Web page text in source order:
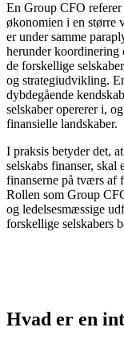
En Group CFO
økonomien i en større
er under samme
herunder koordinering
de forskellige
og strategiudvikling.
dybdegående
selskaber opererer i,
finansielle landskaber.
I praksis betyder det,
selskabs finanser,
finanserne på tværs af
Rollen som Group
og ledelsesmæssige
forskellige selskabers
Hvad er en